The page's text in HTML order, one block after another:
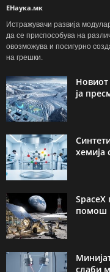
ЕНаука.мк
Истражувачи развија
да се приспособува на
овозможува и посигурно
на грешки.
Новиот
ја
хемија
помош
слаби